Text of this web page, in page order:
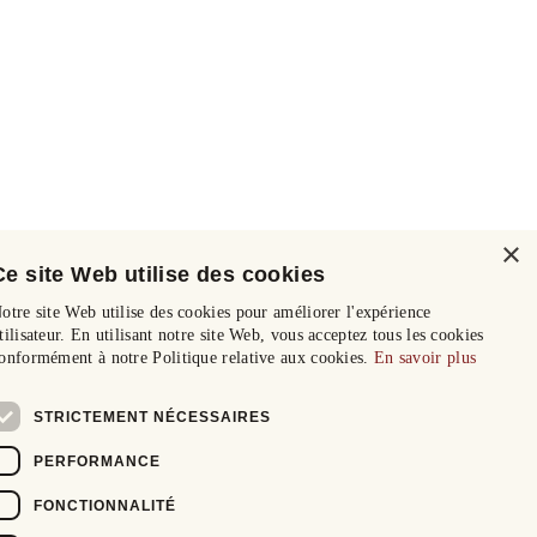
×
site Web utilise des cookies
site Web utilise des cookies pour améliorer l'expérience
En utilisant notre site Web, vous acceptez tous les cookies
à notre Politique relative aux cookies. En savoir plus
STRICTEMENT NÉCESSAIRES
PERFORMANCE
FONCTIONNALITÉ